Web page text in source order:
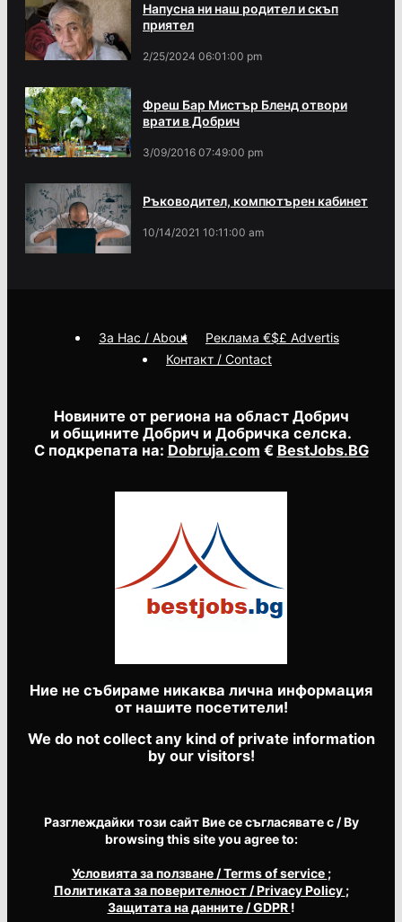
Напусна ни наш родител и скъп
приятел
2/25/2024 06:01:00 pm
Фреш Бар Мистър Бленд отвори
врати в Добрич
3/09/2016 07:49:00 pm
Ръководител, компютърен кабинет
10/14/2021 10:11:00 am
Новините от региона на област Добрич
и общините Добрич и Добричка селска.
С подкрепата на: Dobruja.com € BestJobs.BG
Ние не събираме никаква лична информация
от нашите посетители!
We do not collect any kind of private information
by our visitors!
Разглеждайки този сайт Вие се съгласявате с / By
browsing this site you agree to:
Условията за ползване/ Terms of service ;
Политиката за поверителност/ Privacy Policy ;
Защитата на данните/ GDPR !
За Нас / About
Реклама €$£ Advertis
Контакт / Contact